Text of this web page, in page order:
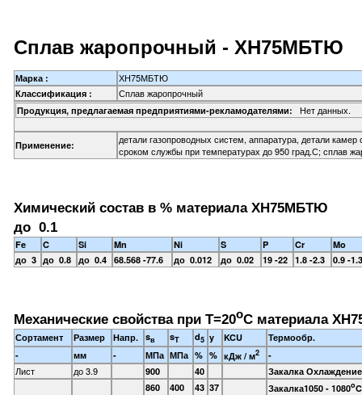
Сплав жаропрочный - ХН75МБТЮ
Марка : ХН75МБТЮ
Классификация : Сплав жаропрочный
Продукция, предлагаемая предприятиями-рекламодателями: Нет данных.
Применение:
детали газопроводных систем, аппаратура, детали
сроком службы при температурах до 950 град.С; сплав
Химический состав в % материала ХН75МБТЮ
до 0.1
Fe C Si Mn Ni S P Cr
Mo
до 3 до 0.8 до 0.4 68.568 -77.6 до 0.012 до 0.02 19 -22 1.8 -2.3 0.9 -1.3
Механические свойства при Т=20oС материала
Сортамент Размер Напр. sв sT d5 y KCU
Термообр.
-
мм - МПа МПа % % кДж / м2 -
Лист до 3.9 900 40
Закалка
860
400 43 37 Закалка1050 - 1080o